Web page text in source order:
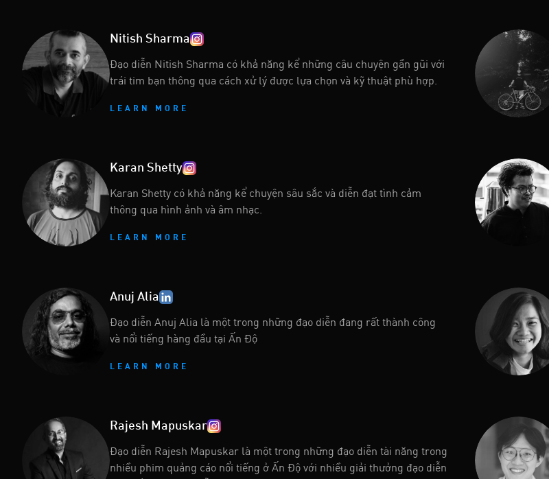
Nitish Sharma
Đạo diễn Nitish Sharma có khả năng kể những câu chuyện gần gũi với
trái tim bạn thông qua cách xử lý được lựa chọn và kỹ thuật phù hợp.
LEARN MORE
Karan Shetty
Karan Shetty có khả năng kể chuyện sâu sắc và diễn đạt tình cảm
thông qua hình ảnh và âm nhạc.
LEARN MORE
Anuj Alia
Đạo diễn Anuj Alia là một trong những đạo diễn đang rất thành công
và nổi tiếng hàng đầu tại Ấn Độ
LEARN MORE
Rajesh Mapuskar
Đạo diễn Rajesh Mapuskar là một trong những đạo diễn tài năng trong
nhiều phim quảng cáo nổi tiếng ở Ấn Độ với nhiều giải thưởng đạo diễn